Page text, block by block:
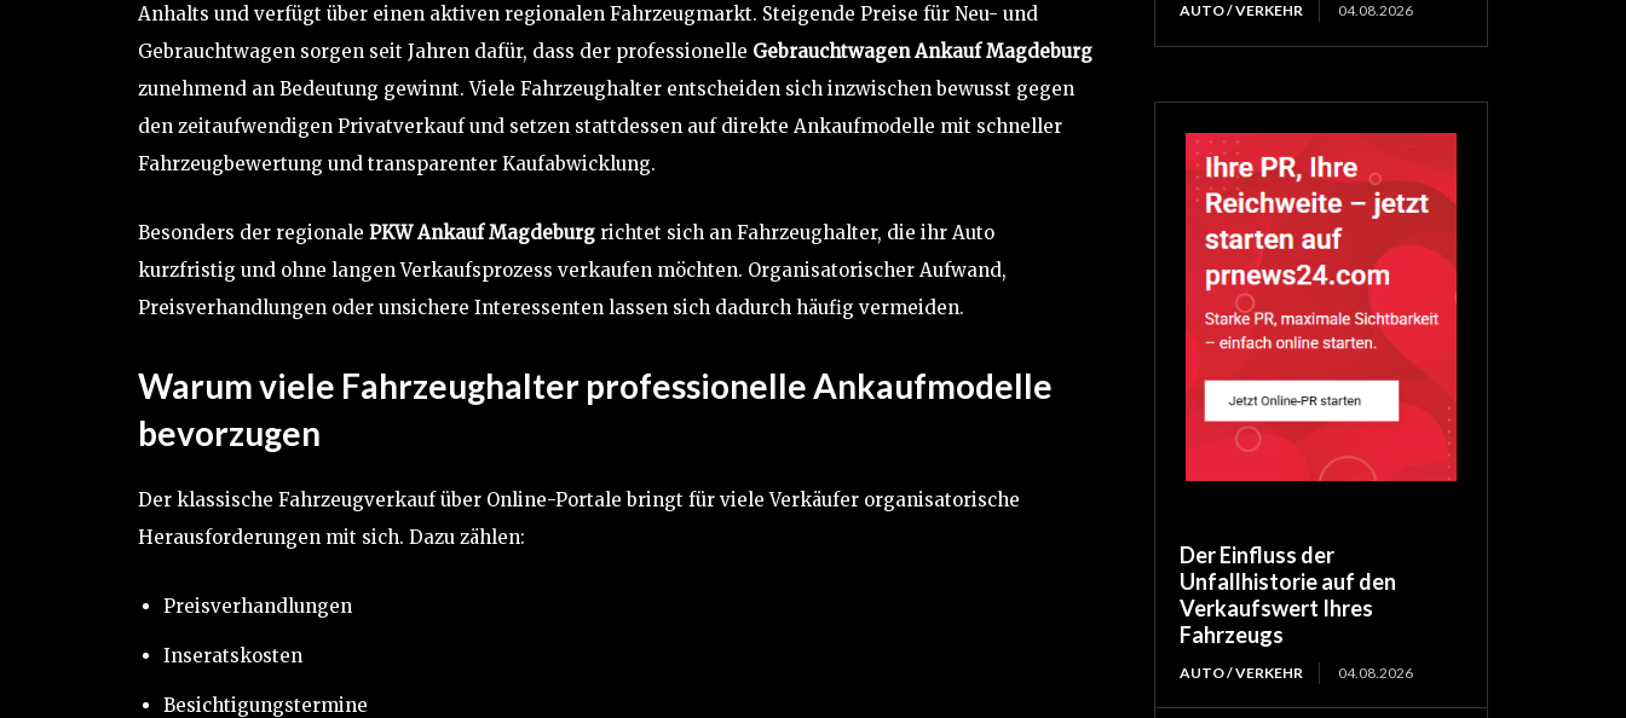
Anhalts und verfügt über einen aktiven regionalen Fahrzeugmarkt. Steigende Preise für Neu- und
Gebrauchtwagen sorgen seit Jahren dafür, dass der professionelle Gebrauchtwagen Ankauf Magdeburg
zunehmend an Bedeutung gewinnt. Viele Fahrzeughalter entscheiden sich inzwischen bewusst gegen
den zeitaufwendigen Privatverkauf und setzen stattdessen auf direkte Ankaufmodelle mit schneller
Fahrzeugbewertung und transparenter Kaufabwicklung.
Besonders der regionale PKW Ankauf Magdeburg richtet sich an Fahrzeughalter, die ihr Auto
kurzfristig und ohne langen Verkaufsprozess verkaufen möchten. Organisatorischer Aufwand,
Preisverhandlungen oder unsichere Interessenten lassen sich dadurch häufig vermeiden.
Warum viele Fahrzeughalter professionelle Ankaufmodelle
bevorzugen
Der klassische Fahrzeugverkauf über Online-Portale bringt für viele Verkäufer organisatorische
Herausforderungen mit sich. Dazu zählen:
Preisverhandlungen
Inseratskosten
Besichtigungstermine
AUTO / VERKEHR 04.08.2026
Der Einfluss der
Unfallhistorie auf den
Verkaufswert Ihres
Fahrzeugs
AUTO / VERKEHR 04.08.2026